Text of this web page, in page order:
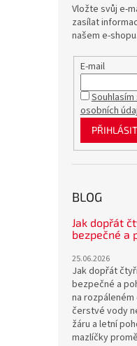
Vložte svůj e-
zasílat
našem e-shopu.
E-mail
osobních
BLOG
Jak dopřát
bezpečné a
25.06.2026
Jak dopřát
bezpečné a
na
čerstvé vody
žáru a letní
mazlíčky